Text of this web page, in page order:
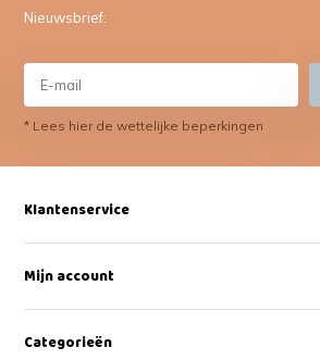
Nieuwsbrief:
* Lees hier de wettelijke beperkingen
Klantenservice
Mijn account
Categorieën